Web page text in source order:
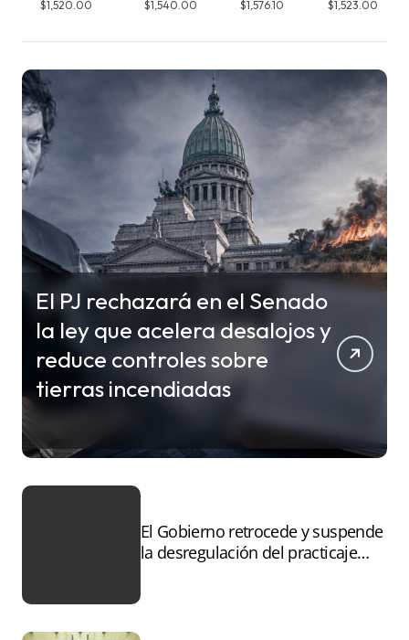
$1,520.00 $1,540.00 $1,576.10 $1,523.00
El PJ rechazará en el Senado
la ley que acelera desalojos y
reduce controles sobre
tierras incendiadas
El Gobierno retrocede y suspende
la desregulación del practicaje